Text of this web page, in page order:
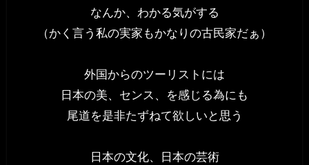
なんか、わかる気がする
（かく言う私の実家もかなりの古民家だぁ）
外国からのツーリストには
日本の美、センス、を感じる為にも
尾道を是非たずねて欲しいと思う
日本の文化、日本の芸術